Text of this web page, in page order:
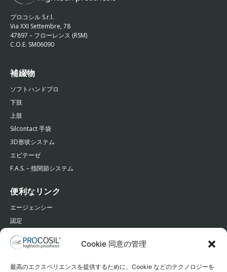
Cookie 同意の管理
最高のエクスペリエンスを提供するために、Cookie などのテクノロジーを
プロコシル S.r.l.
Via XXI Settembre, 78
47897 – フローレンス (RSM)
C.O.E. SM06090
補綴物
ソフトハンドプロ
下肢
上肢
Silcontact 手袋
3D形状システム
エピテーゼ
F.A.S. – 指関節システム
便利なリンク
エージェンシー
認定
パートナー
連絡先